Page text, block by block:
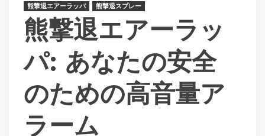
熊撃退エアーラッパ 熊撃退スプレー
熊撃退エアーラッ
パ: あなたの安全
のための高音量ア
ラーム